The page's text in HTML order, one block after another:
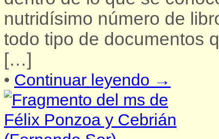
nutridísimo número de
todo tipo de documentos
[…]
• Continuar leyendo →